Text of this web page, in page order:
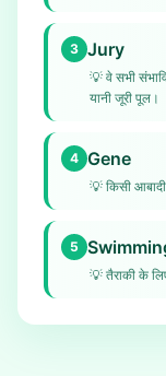
3 Jury
💡 वे सभी
यानी जूरी पूल।
4 Gene
💡 किसी
5
💡 तैराकी के